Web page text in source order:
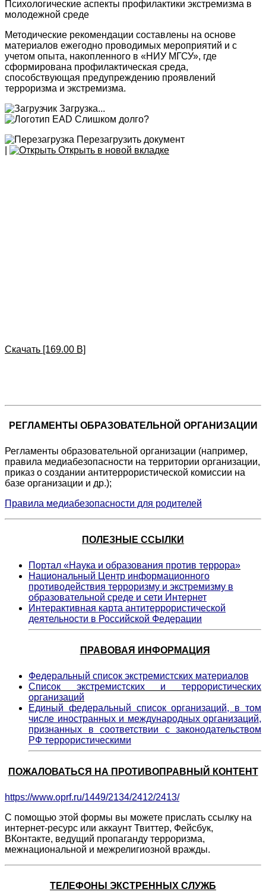
Психологические аспекты профилактики экстремизма в
молодежной среде
Методические рекомендации составлены на основе
материалов ежегодно проводимых мероприятий и с
учетом опыта, накопленного в «НИУ МГСУ», где
сформирована профилактическая среда,
способствующая предупреждению проявлений
терроризма и экстремизма.
Загрузка...
Слишком долго?
Перезагрузить документ
Открыть в новой вкладке
Скачать [169.00 B]
РЕГЛАМЕНТЫ ОБРАЗОВАТЕЛЬНОЙ ОРГАНИЗАЦИИ
Регламенты образовательной организации (например,
правила медиабезопасности на территории организации,
приказ о создании антитеррористической комиссии на
базе организации и др.);
Правила медиабезопасности для родителей
ПОЛЕЗНЫЕ ССЫЛКИ
Портал «Наука и образования против террора»
Национальный Центр информационного
противодействия терроризму и экстремизму в
образовательной среде и сети Интернет
Интерактивная карта антитеррористической
деятельности в Российской Федерации
ПРАВОВАЯ ИНФОРМАЦИЯ
Федеральный список экстремистских материалов
Список экстремистских и террористических
организаций
Единый федеральный список организаций, в том
числе иностранных и международных организаций,
признанных в соответствии с законодательством
РФ террористическими
ПОЖАЛОВАТЬСЯ НА ПРОТИВОПРАВНЫЙ КОНТЕНТ
https://www.oprf.ru/1449/2134/2412/2413/
С помощью этой формы вы можете прислать ссылку на
интернет-ресурс или аккаунт Твиттер, Фейсбук,
ВКонтакте, ведущий пропаганду терроризма,
межнациональной и межрелигиозной вражды.
ТЕЛЕФОНЫ ЭКСТРЕННЫХ СЛУЖБ